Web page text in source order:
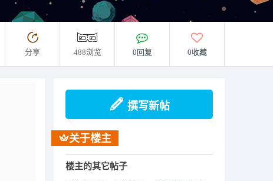
分享 488浏览 0回复 0收藏
撰写新帖
关于楼主
楼主的其它帖子